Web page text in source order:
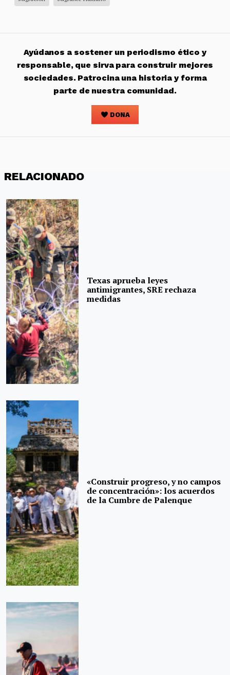
Ayúdanos a sostener un periodismo ético y
responsable, que sirva para construir mejores
sociedades. Patrocina una historia y forma
parte de nuestra comunidad.
DONA
RELACIONADO
Texas aprueba leyes
antimigrantes, SRE rechaza
medidas
«Construir progreso, y no campos
de concentración»: los acuerdos
de la Cumbre de Palenque